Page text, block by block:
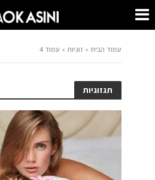
עמוד הבית »זוגיות » עמוד 4
תגזוגיות